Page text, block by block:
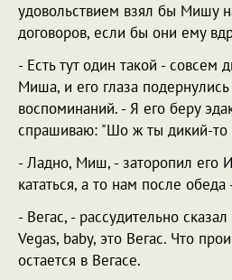
удовольствием взял бы Мишу
договоров, если бы они ему
- Есть тут один такой - совсем
Миша, и его глаза
воспоминаний. - Я его беру
спрашиваю: "Шо ж ты дикий-то
- Ладно, Миш, - заторопил его
кататься, а то нам после обеда
- Вегас, - рассудительно
Vegas, baby, это Вегас. Что
остается в Вегасе.